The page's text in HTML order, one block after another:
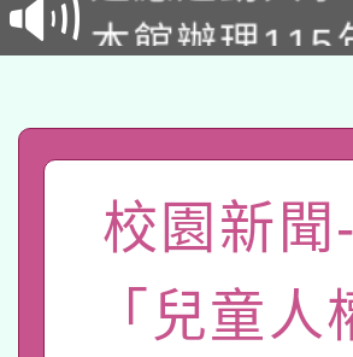
招)
本館辦理115
礎課程
A3數位素養
「數位內容
有關大陸委
薪期間赴陸
轉知經濟部
校園新
「兒童